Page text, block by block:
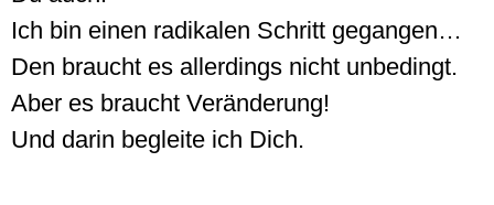
Ich bin einen radikalen Schritt gegangen…
Den braucht es allerdings nicht unbedingt.
Aber es braucht Veränderung!
Und darin begleite ich Dich.